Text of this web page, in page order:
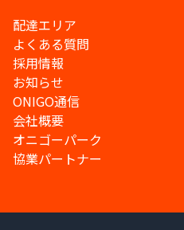
配達エリア
よくある質問
採用情報
お知らせ
ONIGO通信
会社概要
オニゴーパーク
協業パートナー